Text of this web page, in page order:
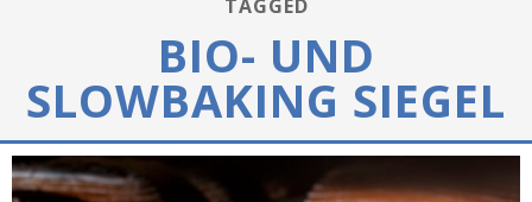
TAGGED
BIO- UND
SLOWBAKING SIEGEL